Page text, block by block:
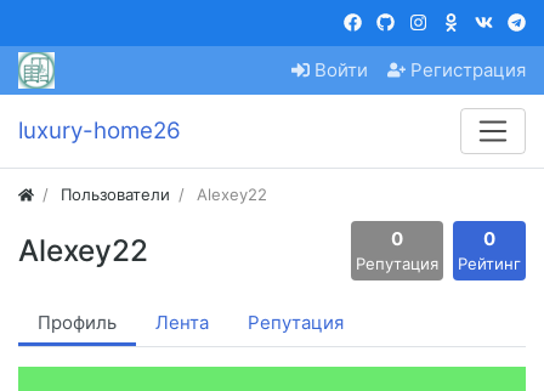
Войти Регистрация
luxury-home26
Пользователи Alexey22
Alexey22 0
Репутация
0
Рейтинг
Профиль Лента Репутация